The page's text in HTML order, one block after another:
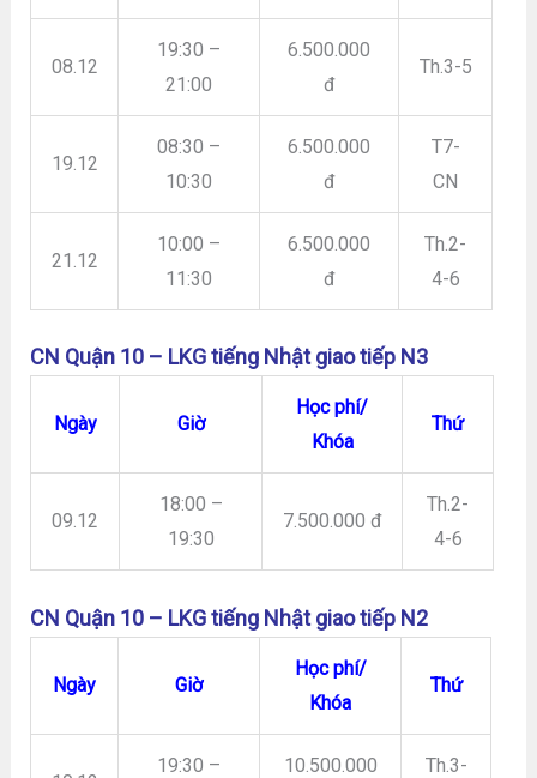
08.12
19:30 –
21:00
6.500.000
đ
Th.3-5
19.12
08:30 –
10:30
6.500.000
đ
T7-
CN
21.12
10:00 –
11:30
6.500.000
đ
Th.2-
4-6
CN Quận 10 – LKG tiếng Nhật giao tiếp N3
Ngày Giờ
Học phí/
Khóa
Thứ
09.12
18:00 –
19:30
7.500.000 đ
Th.2-
4-6
CN Quận 10 – LKG tiếng Nhật giao tiếp N2
Ngày Giờ
Học phí/
Khóa
Thứ
19:30 – 10.500.000 Th.3-